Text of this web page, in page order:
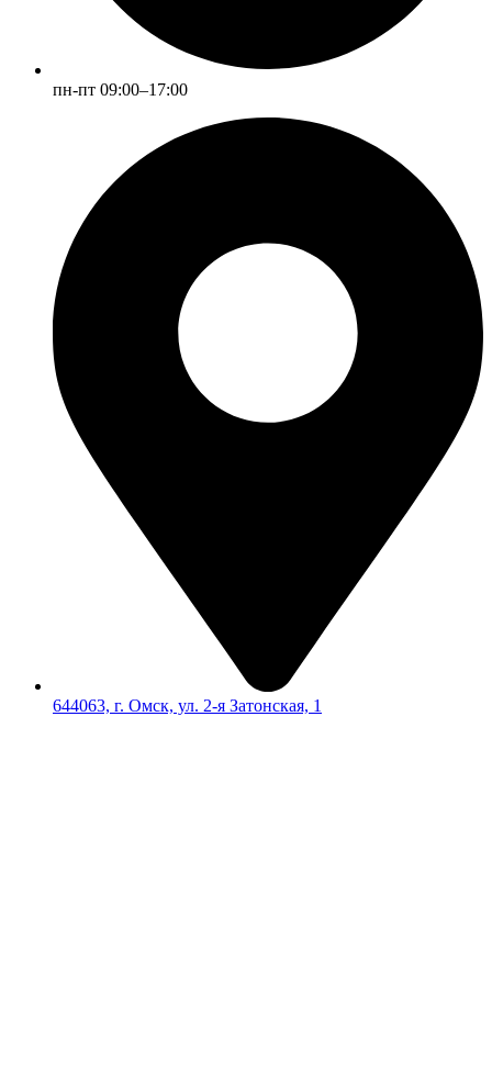
пн-пт 09:00–17:00
644063, г. Омск, ул. 2-я Затонская, 1